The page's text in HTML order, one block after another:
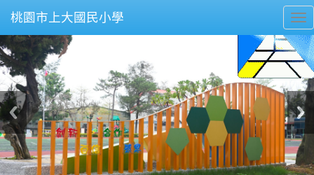
桃園市上大國民小學